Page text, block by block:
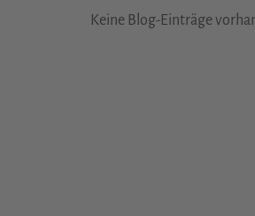
Keine Blog-Einträge